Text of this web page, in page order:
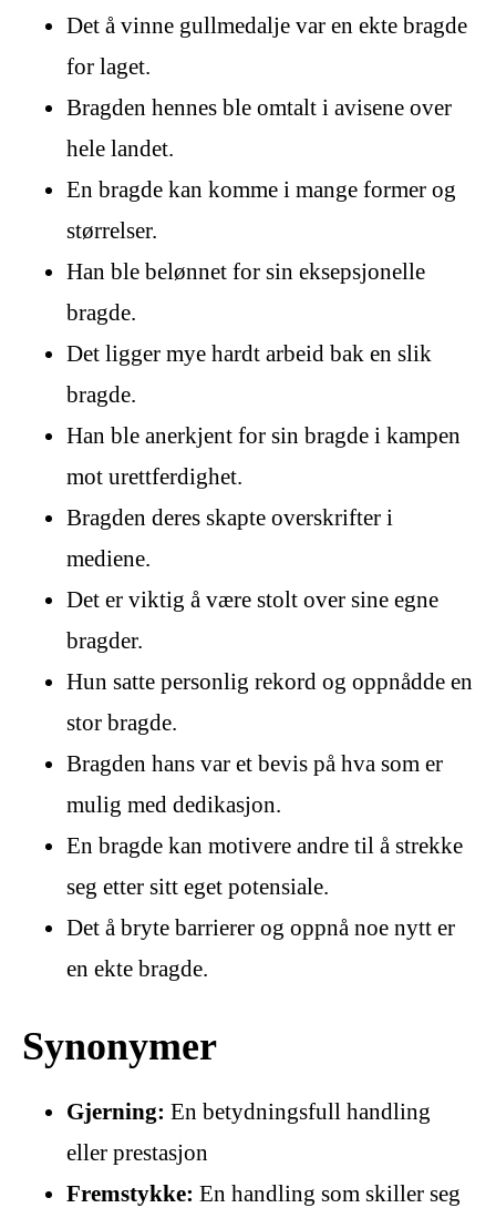
Det å vinne gullmedalje var en ekte bragde
for laget.
Bragden hennes ble omtalt i avisene over
hele landet.
En bragde kan komme i mange former og
størrelser.
Han ble belønnet for sin eksepsjonelle
bragde.
Det ligger mye hardt arbeid bak en slik
bragde.
Han ble anerkjent for sin bragde i kampen
mot urettferdighet.
Bragden deres skapte overskrifter i
mediene.
Det er viktig å være stolt over sine egne
bragder.
Hun satte personlig rekord og oppnådde en
stor bragde.
Bragden hans var et bevis på hva som er
mulig med dedikasjon.
En bragde kan motivere andre til å strekke
seg etter sitt eget potensiale.
Det å bryte barrierer og oppnå noe nytt er
en ekte bragde.
Synonymer
Gjerning: En betydningsfull handling
eller prestasjon
Fremstykke: En handling som skiller seg